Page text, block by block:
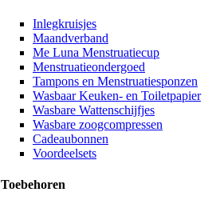
Inlegkruisjes
Maandverband
Me Luna Menstruatiecup
Menstruatieondergoed
Tampons en Menstruatiesponzen
Wasbaar Keuken- en Toiletpapier
Wasbare Wattenschijfjes
Wasbare zoogcompressen
Cadeaubonnen
Voordeelsets
Toebehoren